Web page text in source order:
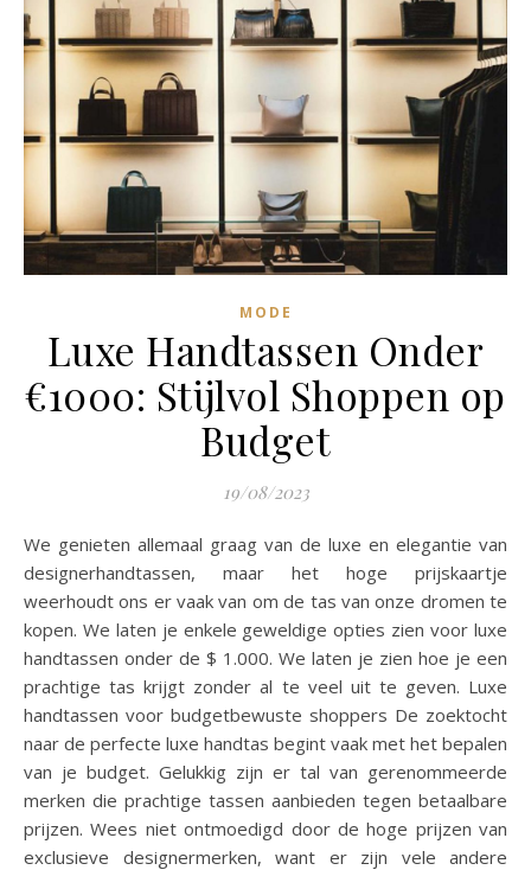
MODE
Luxe Handtassen Onder
€1000: Stijlvol Shoppen op
Budget
19/08/2023
We genieten allemaal graag van de luxe en elegantie van
designerhandtassen, maar het hoge prijskaartje
weerhoudt ons er vaak van om de tas van onze dromen te
kopen. We laten je enkele geweldige opties zien voor luxe
handtassen onder de $ 1.000. We laten je zien hoe je een
prachtige tas krijgt zonder al te veel uit te geven. Luxe
handtassen voor budgetbewuste shoppers De zoektocht
naar de perfecte luxe handtas begint vaak met het bepalen
van je budget. Gelukkig zijn er tal van gerenommeerde
merken die prachtige tassen aanbieden tegen betaalbare
prijzen. Wees niet ontmoedigd door de hoge prijzen van
exclusieve designermerken, want er zijn vele andere